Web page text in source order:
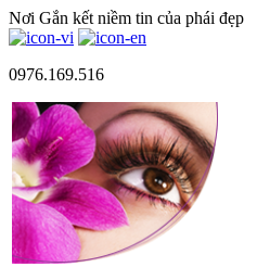
Nơi Gắn kết niềm tin của phái đẹp
0976.169.516